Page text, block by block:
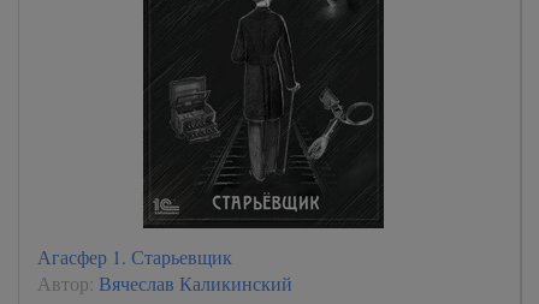
Агасфер 1. Старьевщик
Автор: Вячеслав Каликинский